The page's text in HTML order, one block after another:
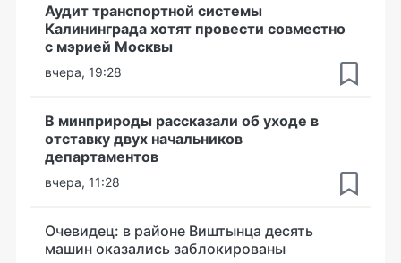
Аудит транспортной системы
Калининграда хотят провести совместно
с мэрией Москвы
вчера, 19:28
В минприроды рассказали об уходе в
отставку двух начальников
департаментов
вчера, 11:28
Очевидец: в районе Виштынца десять
машин оказались заблокированы